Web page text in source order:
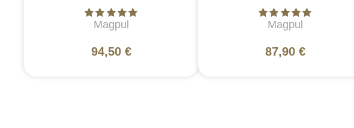
Magpul
94,50 €
Magpul
87,90 €